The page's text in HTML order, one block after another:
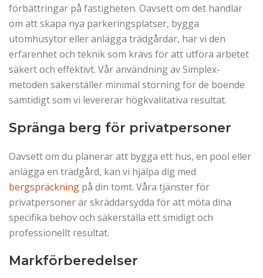
förbättringar på fastigheten. Oavsett om det handlar
om att skapa nya parkeringsplatser, bygga
utomhusytor eller anlägga trädgårdar, har vi den
erfarenhet och teknik som krävs för att utföra arbetet
säkert och effektivt. Vår användning av Simplex-
metoden säkerställer minimal störning för de boende
samtidigt som vi levererar högkvalitativa resultat.
Spränga berg för privatpersoner
Oavsett om du planerar att bygga ett hus, en pool eller
anlägga en trädgård, kan vi hjälpa dig med
bergspräckning på din tomt. Våra tjänster för
privatpersoner är skräddarsydda för att möta dina
specifika behov och säkerställa ett smidigt och
professionellt resultat.
Markförberedelser